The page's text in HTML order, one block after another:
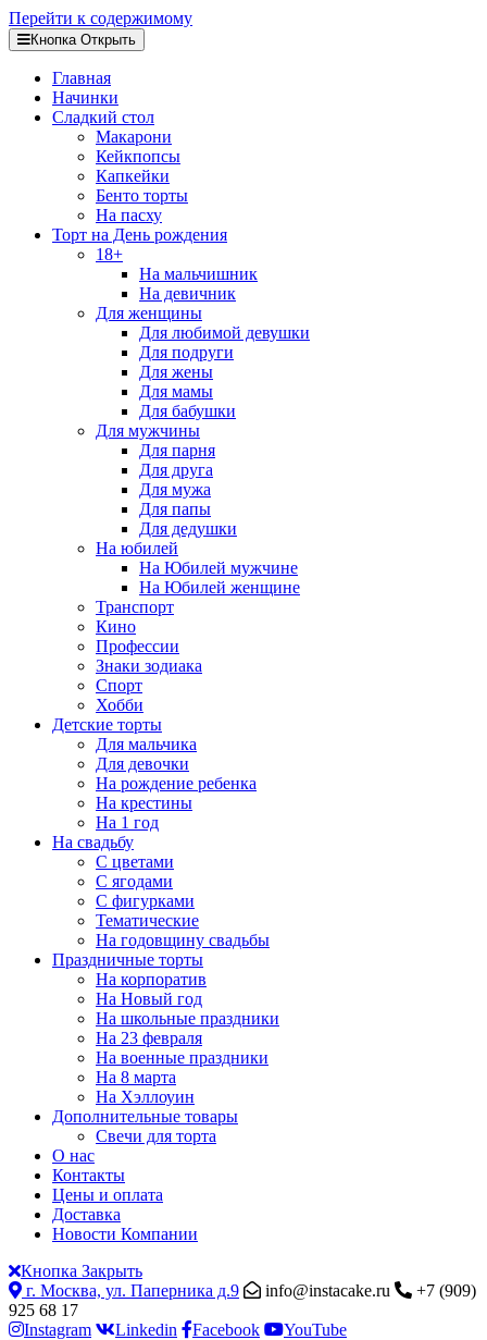
Перейти к содержимому
Кнопка Открыть
Главная
Начинки
Сладкий стол
Макарони
Кейкпопсы
Капкейки
Бенто торты
На пасху
Торт на День рождения
18+
На мальчишник
На девичник
Для женщины
Для любимой девушки
Для подруги
Для жены
Для мамы
Для бабушки
Для мужчины
Для парня
Для друга
Для мужа
Для папы
Для дедушки
На юбилей
На Юбилей мужчине
На Юбилей женщине
Транспорт
Кино
Профессии
Знаки зодиака
Спорт
Хобби
Детские торты
Для мальчика
Для девочки
На рождение ребенка
На крестины
На 1 год
На свадьбу
С цветами
С ягодами
С фигурками
Тематические
На годовщину свадьбы
Праздничные торты
На корпоратив
На Новый год
На школьные праздники
На 23 февраля
На военные праздники
На 8 марта
На Хэллоуин
Дополнительные товары
Свечи для торта
О нас
Контакты
Цены и оплата
Доставка
Новости Компании
Кнопка Закрыть
г. Москва, ул. Паперника д.9
info@instacake.ru
+7 (909)
925 68 17
Instagram
Linkedin Facebook YouTube